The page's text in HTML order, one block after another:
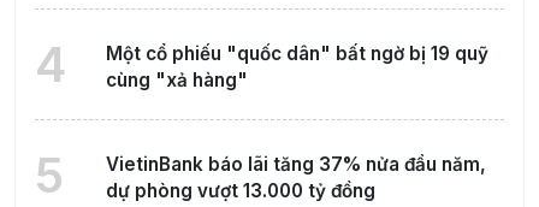
4
Một cổ phiếu "quốc dân" bất ngờ bị 19 quỹ
cùng "xả hàng"
5
VietinBank báo lãi tăng 37% nửa đầu năm,
dự phòng vượt 13.000 tỷ đồng